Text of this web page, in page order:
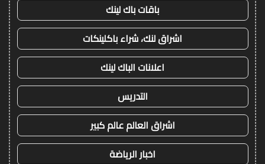
باقات باك لينك
اشراق لنك، شراء باكلينكات
اعلانات الباك لينك
التدريس
اشراق العالم عالم كبير
اخبار الرياضة